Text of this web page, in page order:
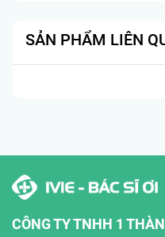
SẢN PHẨM LIÊN
CÔNG TY TNHH 1